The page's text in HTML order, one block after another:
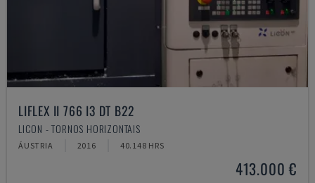
LIFLEX II 766 I3 DT B22
LICON - TORNOS HORIZONTAIS
ÁUSTRIA 2016 40.148 HRS
413.000 €